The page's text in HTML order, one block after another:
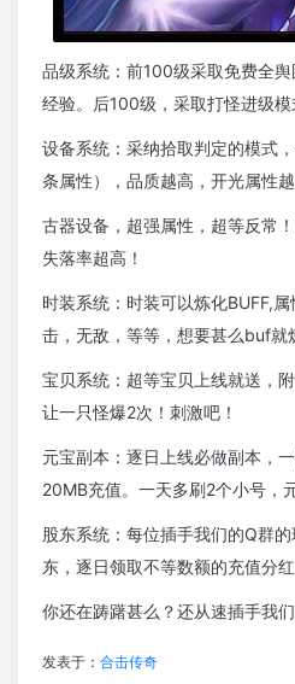
品级系统：前100级采取免费全
经验。后100级，采取打怪进级模
设备系统：采纳拾取判定的模式
条属性），品质越高，开光属性
古器设备，超强属性，超等反常
失落率超高！
时装系统：时装可以炼化BUFF,
击，无敌，等等，想要甚么buf就
宝贝系统：超等宝贝上线就送，
让一只怪爆2次！刺激吧！
元宝副本：逐日上线必做副本，
20MB充值。一天多刷2个小号，
股东系统：每位插手我们的Q群
东，逐日领取不等数额的充值分红
你还在踌躇甚么？还从速插手我
发表于： 合击传奇